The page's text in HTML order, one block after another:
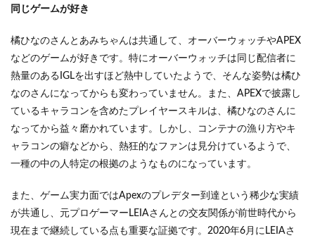
は素
顔を
して
いる
査し
た結
6
橘ひ
なの
の炎
ピソ
6.1
同じゲームが好き
橘ひなのさんとあみちゃんは共通して、オーバーウォッチやAPEX
などのゲームが好きです。特にオーバーウォッチは同じ配信者に
熱量のあるIGLを出すほど熱中していたようで、そんな姿勢は橘ひ
なのさんになってからも変わっていません。また、APEXで披露し
ているキャラコンを含めたプレイヤースキルは、橘ひなのさんに
なってから益々磨かれています。しかし、コンテナの漁り方やキ
ャラコンの癖などから、熱狂的なファンは見分けているようで、
一種の中の人特定の根拠のようなものになっています。
また、ゲーム実力面ではApexのプレデター到達という稀少な実績
が共通し、元プロゲーマーLEIAさんとの交友関係が前世時代から
現在まで継続している点も重要な証拠です。2020年6月にLEIAさ